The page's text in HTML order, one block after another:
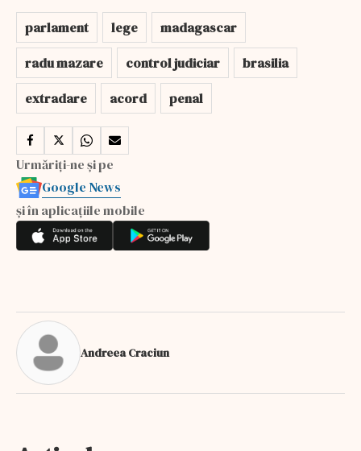
parlament lege
madagascar
radu mazare
control judiciar
brasilia
extradare
acord penal
Urmăriți-ne și pe
Google News
și în aplicațiile mobile
Andreea Craciun